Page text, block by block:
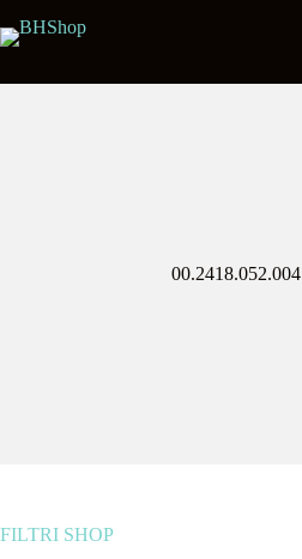
00.2418.052.004
FILTRI SHOP